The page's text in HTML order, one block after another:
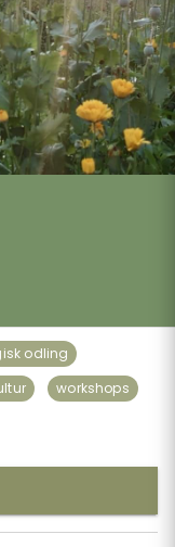
odling
workshops